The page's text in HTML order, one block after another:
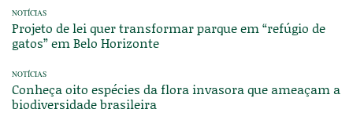
NOTÍCIAS
Projeto de lei quer transformar parque em “refúgio de
gatos” em Belo Horizonte
NOTÍCIAS
Conheça oito espécies da flora invasora que ameaçam a
biodiversidade brasileira